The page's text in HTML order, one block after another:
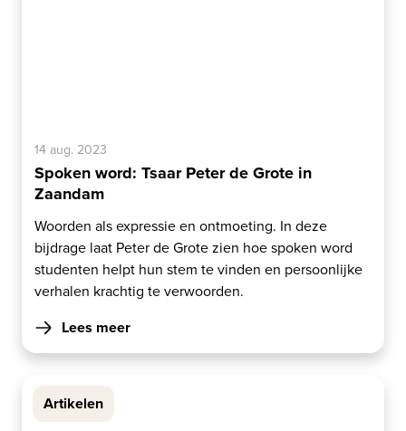
14 aug. 2023
Spoken word: Tsaar Peter de Grote in
Zaandam
Woorden als expressie en ontmoeting. In deze
bijdrage laat Peter de Grote zien hoe spoken word
studenten helpt hun stem te vinden en persoonlijke
verhalen krachtig te verwoorden.
Lees meer
Artikelen